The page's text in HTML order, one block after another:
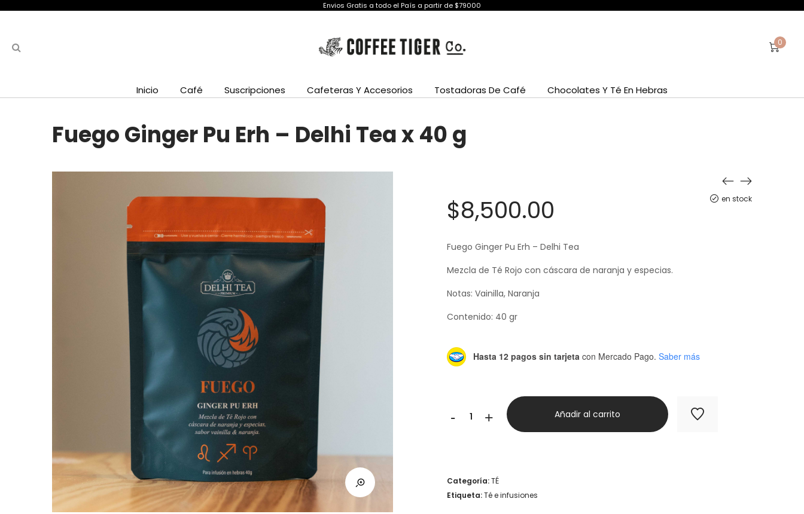
Envios Gratis a todo el País a partir de $79000
0
Inicio Café Suscripciones Cafeteras Y Accesorios Tostadoras De Café Chocolates Y Té En Hebras
Fuego Ginger Pu Erh – Delhi Tea x 40 g
en stock
$8,500.00
Fuego Ginger Pu Erh – Delhi Tea
Mezcla de Té Rojo con cáscara de naranja y especias.
Notas: Vainilla, Naranja
Contenido: 40 gr
Hasta 12 pagos sin tarjeta con Mercado Pago. Saber más
-
-
+ Añadir al carrito
Categoría:TÉ
Etiqueta:Té e infusiones